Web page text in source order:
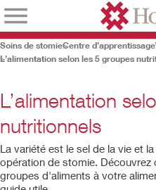
Soins de stomieCentre d’apprentissage
L’alimentation selon les 5 groupes
L’alimentation
nutritionnels
La variété est le sel de la vie et
opération de stomie. Découvrez
groupes d'aliments à votre